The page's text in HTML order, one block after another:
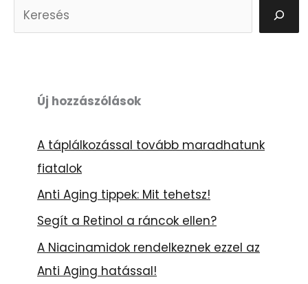
e
Új hozzászólások
A táplálkozással tovább maradhatunk
fiatalok
Anti Aging tippek: Mit tehetsz!
Segít a Retinol a ráncok ellen?
A Niacinamidok rendelkeznek ezzel az
Anti Aging hatással!